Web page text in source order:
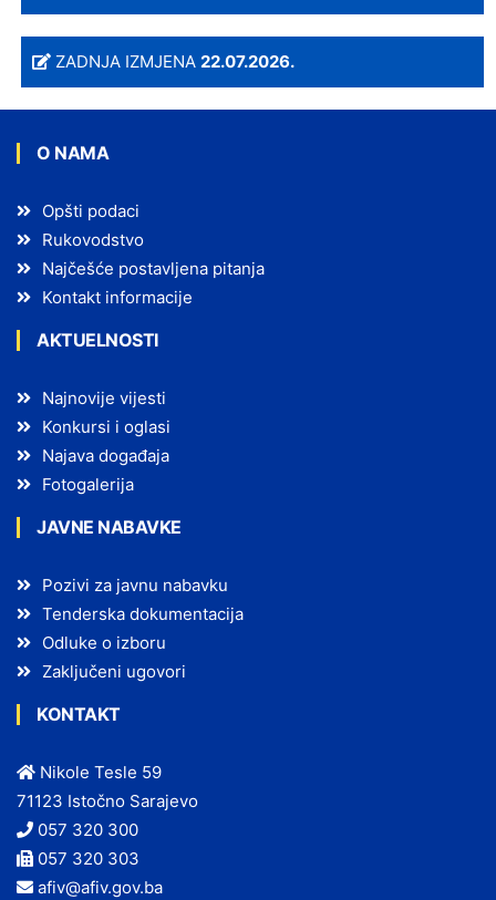
ZADNJA IZMJENA22.07.2026.
O NAMA
Opšti podaci
Rukovodstvo
Najčešće postavljena pitanja
Kontakt informacije
AKTUELNOSTI
Najnovije vijesti
Konkursi i oglasi
Najava događaja
Fotogalerija
JAVNE NABAVKE
Pozivi za javnu nabavku
Tenderska dokumentacija
Odluke o izboru
Zaključeni ugovori
KONTAKT
Nikole Tesle 59
71123 Istočno Sarajevo
057 320 300
057 320 303
afiv@afiv.gov.ba